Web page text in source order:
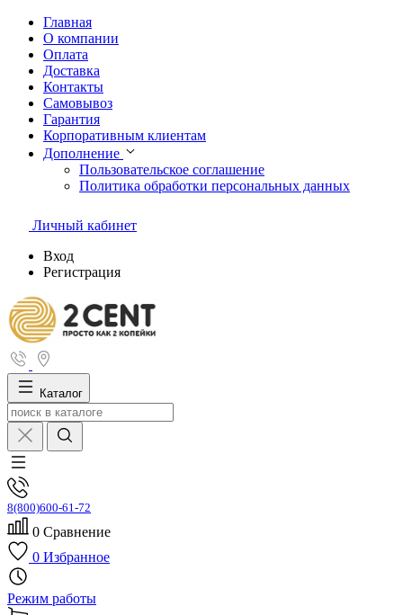
Главная
О компании
Оплата
Доставка
Контакты
Самовывоз
Гарантия
Корпоративным клиентам
Дополнение
Пользовательское соглашение
Политика обработки персональных данных
Личный кабинет
Вход
Регистрация
Каталог
8(800)600-61-72
0 Сравнение
0 Избранное
Режим работы